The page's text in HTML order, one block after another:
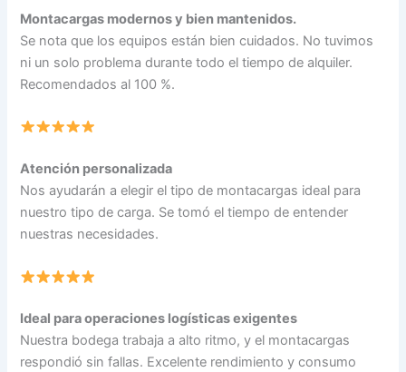
Montacargas modernos y bien mantenidos.
Se nota que los equipos están bien cuidados. No tuvimos
ni un solo problema durante todo el tiempo de alquiler.
Recomendados al 100 %.
Atención personalizada
Nos ayudarán a elegir el tipo de montacargas ideal para
nuestro tipo de carga. Se tomó el tiempo de entender
nuestras necesidades.
Ideal para operaciones logísticas exigentes
Nuestra bodega trabaja a alto ritmo, y el montacargas
respondió sin fallas. Excelente rendimiento y consumo